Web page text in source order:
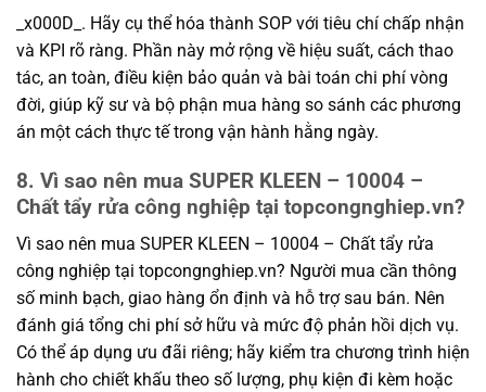
_x000D_. Hãy cụ thể hóa thành SOP với tiêu chí chấp nhận
và KPI rõ ràng. Phần này mở rộng về hiệu suất, cách thao
tác, an toàn, điều kiện bảo quản và bài toán chi phí vòng
đời, giúp kỹ sư và bộ phận mua hàng so sánh các phương
án một cách thực tế trong vận hành hằng ngày.
8. Vì sao nên mua SUPER KLEEN – 10004 –
Chất tẩy rửa công nghiệp tại topcongnghiep.vn?
Vì sao nên mua SUPER KLEEN – 10004 – Chất tẩy rửa
công nghiệp tại topcongnghiep.vn? Người mua cần thông
số minh bạch, giao hàng ổn định và hỗ trợ sau bán. Nên
đánh giá tổng chi phí sở hữu và mức độ phản hồi dịch vụ.
Có thể áp dụng ưu đãi riêng; hãy kiểm tra chương trình hiện
hành cho chiết khấu theo số lượng, phụ kiện đi kèm hoặc